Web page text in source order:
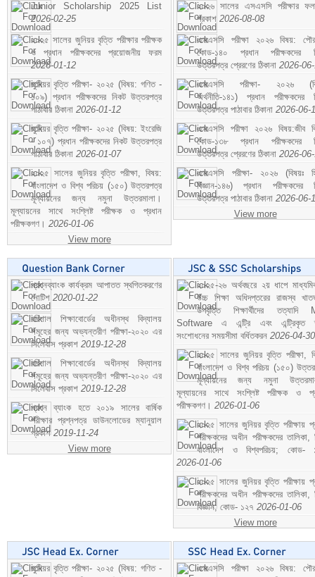
Junior Scholarship 2025 List
2026-02-25
২০২৫ সালের জুনিয়র বৃত্তি পরীক্ষার পরীক্ষক
ও প্রধান পরীক্ষকদের প্রয়োজনীয় ফরম
2026-01-12
জুনিয়র বৃত্তি পরীক্ষা- ২০২৫ (বিষয়: গণিত -
১০৯) প্রধান পরীক্ষকদের নিকট উত্তরপত্র
পাঠাবার ঠিকানা 2026-01-12
জুনিয়র বৃত্তি পরীক্ষা- ২০২৫ (বিষয়: ইংরেজি
- ১০৭) প্রধান পরীক্ষকদের নিকট উত্তরপত্র
পাঠাবার ঠিকানা 2026-01-07
২০২৫ সালের জুনিয়র বৃত্তি পরীক্ষা, বিষয়:
বাংলাদেশ ও বিশ্ব পরিচয় (১৫০) উত্তরপত্র
মূল্যায়নের জন্য নমুনা উত্তরমালা।
মূল্যায়নের সাথে সংশ্লিষ্ট পরীক্ষক ও প্রধান
পরীক্ষকগণ। 2026-01-06
View more
২০২৬ সালের এসএসসি পরীক্ষার
প্রকাশ 2026-08-08
এসএসসি পরীক্ষা ২০২৬ বিষয়:
কোড-১৪০ প্রধান পরীক্ষকদের
উত্তরপত্র প্রেরণের ঠিকানা 2026-
এসএসসি পরীক্ষা- ২০২৬
অর্থনীতি-১৪১) প্রধান পরীক্ষকদের
উত্তরপত্র পাঠাবার ঠিকানা 2026-06-
এসএসসি পরীক্ষা ২০২৬ বিষয়:জীব
কোড-১৩৮ প্রধান পরীক্ষকদের
উত্তরপত্র প্রেরণের ঠিকানা 2026-
এসএসসি পরীক্ষা- ২০২৬ (বিষয়ঃ
বিজ্ঞান-১৪৬) প্রধান পরীক্ষকদের
উত্তরপত্র পাঠাবার ঠিকানা 2026-06-
View more
প্রশ্নব্যাংক কার্যক্রম আপাতত স্থগিতকরণের
নোটিশ 2020-01-22
বরিশাল শিক্ষাবোর্ডের অধীনস্থ বিদ্যালয়
সমূহের জন্য অভ্যন্তরীণ পরীক্ষা-২০২০ এর
সিলেবাস প্রকাশ 2019-12-28
বরিশাল শিক্ষাবোর্ডের অধীনস্থ বিদ্যালয়
সমূহের জন্য অভ্যন্তরীণ পরীক্ষা-২০২০ এর
সিলেবাস প্রকাশ 2019-12-28
প্রশ্ন ব্যাংক হতে ২০১৯ সালের বার্ষিক
পরীক্ষার প্রশ্নপত্র ডাউনলোডের ম্যানুয়াল
প্রকাশ 2019-11-24
View more
২০২৫-২৬ অর্থবছরে ২য় ধাপে
উচ্চ শিক্ষা অধিদপ্তরের রাজস্ব
উপবৃত্তি শিক্ষার্থীদের তত্যাদি
Software এ এন্ট্রি এবং এন্ট্রিকৃত
সংশোধনের সময়সীমা বর্ধিতকরন 2026-04-30
২০২৫ সালের জুনিয়র বৃত্তি পরীক্ষা,
বাংলাদেশ ও বিশ্ব পরিচয় (১৫০)
মূল্যায়নের জন্য নমুনা
মূল্যায়নের সাথে সংশ্লিষ্ট পরীক্ষক ও
পরীক্ষকগণ। 2026-01-06
২০২৫ সালের জুনিয়র বৃত্তি পরীক্ষায়
পরীক্ষকদের অধীন পরীক্ষকদের তালিকা,
বাংলাদেশ ও বিশ্বপরিচয়; কোড-
2026-01-06
২০২৫ সালের জুনিয়র বৃত্তি পরীক্ষায়
পরীক্ষকদের অধীন পরীক্ষকদের তালিকা,
বিজ্ঞান; কোড- ১২৭ 2026-01-06
View more
জুনিয়র বৃত্তি পরীক্ষা- ২০২৫ (বিষয়: গণিত -
এসএসসি পরীক্ষা ২০২৬ বিষয়: